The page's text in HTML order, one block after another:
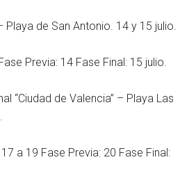
Playa de San Antonio. 14 y 15 julio.
Previa: 14 Fase Final: 15 julio.
“Ciudad de Valencia” – Playa Las
a 19 Fase Previa: 20 Fase Final: